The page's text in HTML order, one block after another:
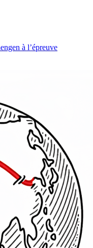
à l’épreuve